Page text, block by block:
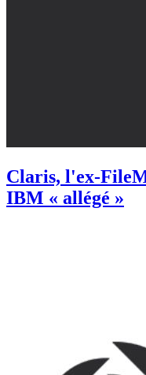
Claris, l'ex-
IBM « allégé »